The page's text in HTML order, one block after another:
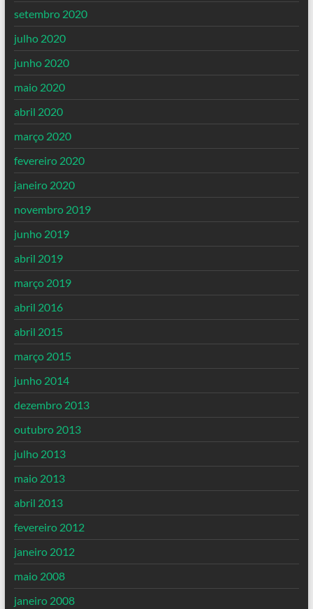
setembro 2020
julho 2020
junho 2020
maio 2020
abril 2020
março 2020
fevereiro 2020
janeiro 2020
novembro 2019
junho 2019
abril 2019
março 2019
abril 2016
abril 2015
março 2015
junho 2014
dezembro 2013
outubro 2013
julho 2013
maio 2013
abril 2013
fevereiro 2012
janeiro 2012
maio 2008
janeiro 2008